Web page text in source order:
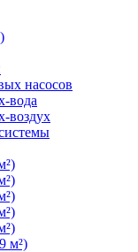
насосов
вода
воздух
м²)